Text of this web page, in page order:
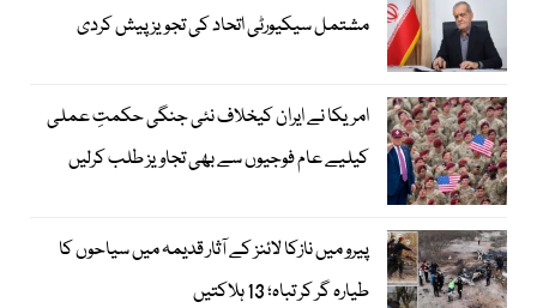
مشتمل سیکیورٹی اتحاد کی تجویز پیش کردی
امریکا نے ایران کیخلاف نئی جنگی حکمتِ عملی
کیلیے عام فوجیوں سے بھی تجاویز طلب کرلیں
پیرو میں نازکا لائنز کے آثار قدیمہ میں سیاحوں کا
طیارہ گر کر تباہ؛ 13 ہلاکتیں